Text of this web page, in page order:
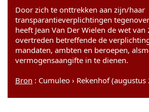
Door zich te onttrekken aan zijn/haar
transparantieverplichtingen
heeft Jean Van Der Wielen de wet
overtreden betreffende de
mandaten, ambten en beroepen,
vermogensaangifte in te dienen.
Bron : Cumuleo › Rekenhof (augustus